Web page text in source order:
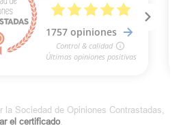
la Sociedad de Opiniones Contrastadas,
el certificado.